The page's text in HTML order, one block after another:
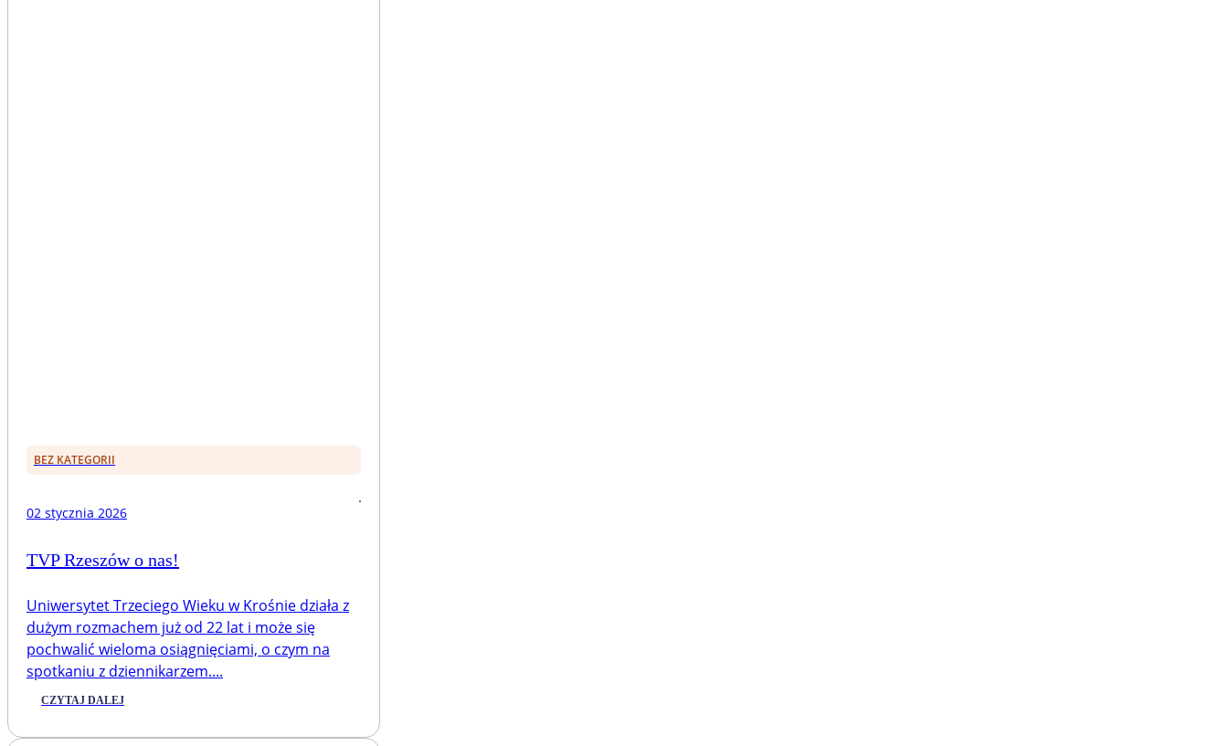
BEZ KATEGORII
02 stycznia 2026
TVP Rzeszów o nas!
Uniwersytet Trzeciego Wieku w Krośnie działa z
dużym rozmachem już od 22 lat i może się
pochwalić wieloma osiągnięciami, o czym na
spotkaniu z dziennikarzem....
CZYTAJ DALEJ